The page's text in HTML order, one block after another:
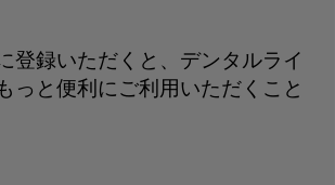
登録いただくと、デンタルライ
っと便利にご利用いただくこと